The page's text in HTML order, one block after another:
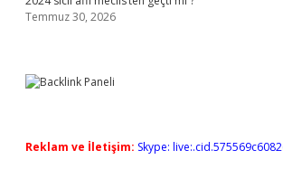
Temmuz 30, 2026
Reklam ve İletişim: Skype: